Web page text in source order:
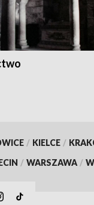
/ KIELCE /
/ WARSZAWA /